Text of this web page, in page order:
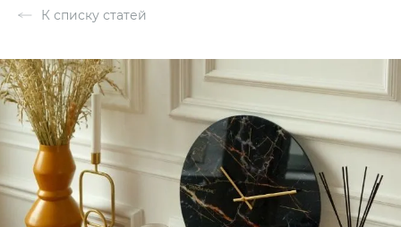
К списку статей